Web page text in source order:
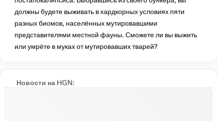
Новости на HGN:
должны будете выживать в хардкорных условиях пяти
разных биомов, населённых мутировавшими
представителями местной фауны. Сможете ли вы выжить
или умрёте в муках от мутировавших тварей?